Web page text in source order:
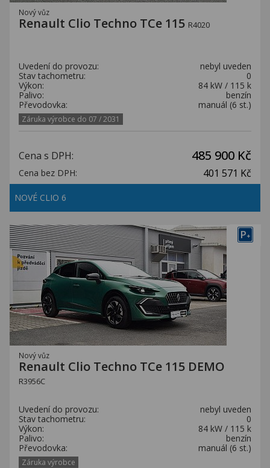
Nový vůz
Renault Clio Techno TCe 115 R4020
Uvedení do provozu:
nebyl uveden
Stav tachometru:
0
Výkon:
84 kW / 115 k
Palivo:
benzín
Převodovka:
manuál (6 st.)
Záruka výrobce do 07 / 2031
Cena s DPH: 485 900 Kč
Cena bez DPH: 401 571 Kč
NOVÉ CLIO 6
P+
Nový vůz
Renault Clio Techno TCe 115 DEMO
R3956C
Uvedení do provozu:
nebyl uveden
Stav tachometru:
0
Výkon:
84 kW / 115 k
Palivo:
benzín
Převodovka:
manuál (6 st.)
Záruka výrobce